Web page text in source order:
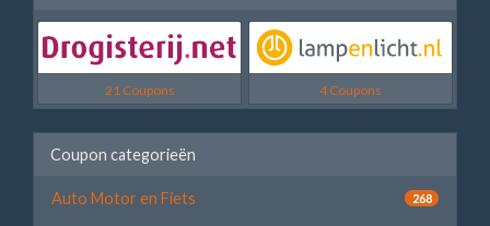
21 Coupons 4 Coupons
Coupon categorieën
Auto Motor en Fiets 268